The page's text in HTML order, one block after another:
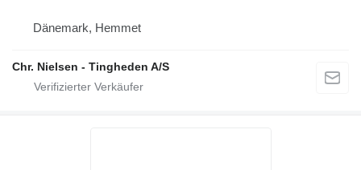
Dänemark, Hemmet
Chr. Nielsen - Tingheden A/S